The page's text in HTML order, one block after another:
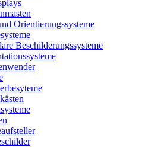
Orientierungssysteme
Beschilderungssysteme